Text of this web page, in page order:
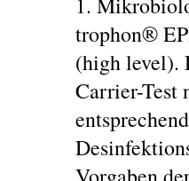
trophon®
(high level).
Carrier-Test